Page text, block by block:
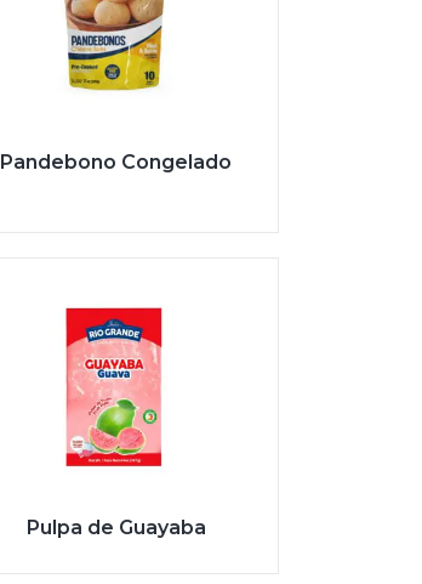
Pandebono Congelado
Pulpa de Guayaba